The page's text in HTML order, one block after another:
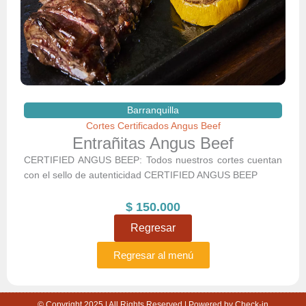
Barranquilla
Cortes Certificados Angus Beef
Entrañitas Angus Beef
CERTIFIED ANGUS BEEP: Todos nuestros cortes cuentan
con el sello de autenticidad CERTIFIED ANGUS BEEP
$ 150.000
Regresar
Regresar al menú